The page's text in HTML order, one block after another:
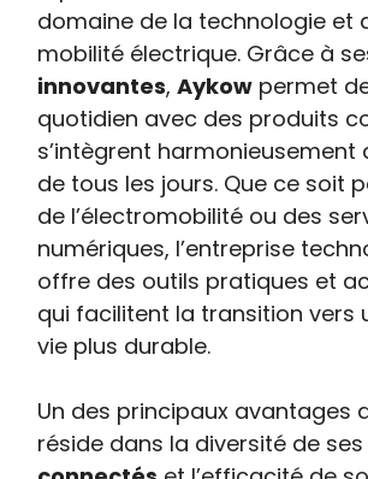
domaine de la technologie et
mobilité électrique. Grâce à
innovantes,Aykow permet
quotidien avec des produits
s’intègrent harmonieusement
de tous les jours. Que ce soit
de l’électromobilité ou des
numériques, l’entreprise
offre des outils pratiques et
qui facilitent la transition vers
vie plus durable.
Un des principaux avantages
réside dans la diversité de ses